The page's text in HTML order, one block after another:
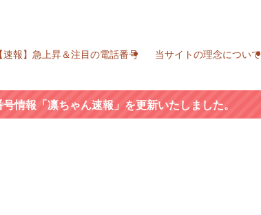
【速報】急上昇＆注目の電話番号 当サイトの理念について
情報「凛ちゃん速報」を更新いたしました。